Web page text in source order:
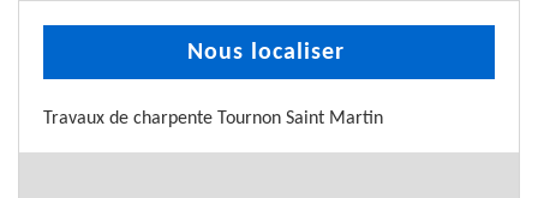
Nous localiser
Travaux de charpente Tournon Saint Martin